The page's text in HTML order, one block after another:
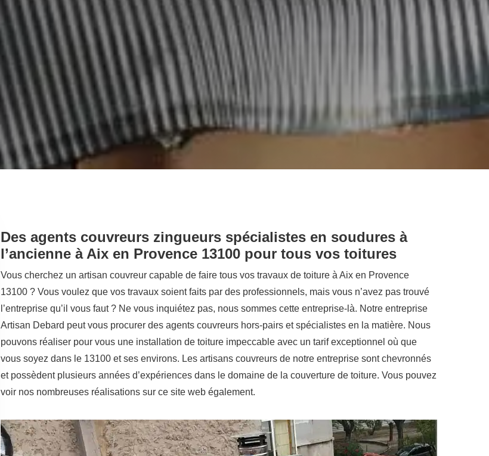
Des agents couvreurs zingueurs spécialistes en soudures à
l’ancienne à Aix en Provence 13100 pour tous vos toitures
Vous cherchez un artisan couvreur capable de faire tous vos travaux de toiture à Aix en Provence
13100 ? Vous voulez que vos travaux soient faits par des professionnels, mais vous n’avez pas trouvé
l’entreprise qu’il vous faut ? Ne vous inquiétez pas, nous sommes cette entreprise-là. Notre entreprise
Artisan Debard peut vous procurer des agents couvreurs hors-pairs et spécialistes en la matière. Nous
pouvons réaliser pour vous une installation de toiture impeccable avec un tarif exceptionnel où que
vous soyez dans le 13100 et ses environs. Les artisans couvreurs de notre entreprise sont chevronnés
et possèdent plusieurs années d’expériences dans le domaine de la couverture de toiture. Vous pouvez
voir nos nombreuses réalisations sur ce site web également.